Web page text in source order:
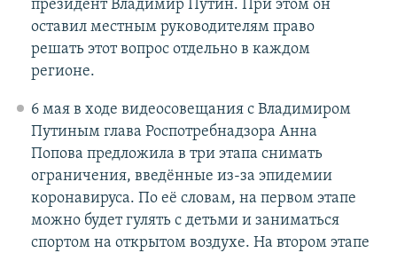
президент Владимир Путин. При этом он
оставил местным руководителям право
решать этот вопрос отдельно в каждом
регионе.
6 мая в ходе видеосовещания с Владимиром
Путиным глава Роспотребнадзора Анна
Попова предложила в три этапа снимать
ограничения, введённые из-за эпидемии
коронавируса. По её словам, на первом этапе
можно будет гулять с детьми и заниматься
спортом на открытом воздухе. На втором этапе